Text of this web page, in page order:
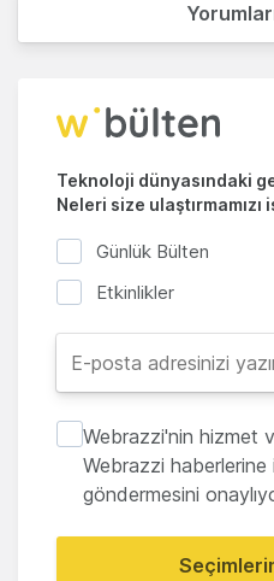
Teknoloji dünyasındaki
Neleri size ulaştırmamızı
Günlük Bülten
Etkinlikler
Webrazzi'nin hizmet
Webrazzi
göndermesini